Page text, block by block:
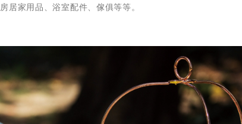
居家用品、浴室配件、傢俱等等。